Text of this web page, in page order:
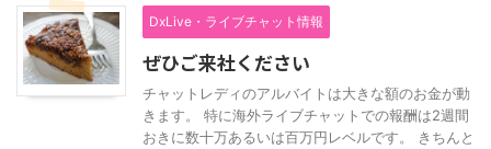
DxLive・ライブチャット情報
ぜひご来社ください
チャットレディのアルバイトは大きな額のお金が動
きます。 特に海外ライブチャットでの報酬は2週間
おきに数十万あるいは百万円レベルです。 きちんと